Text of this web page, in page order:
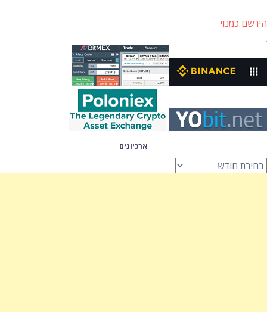
הירשם כמנוי
ארכיונים
ארכיונים